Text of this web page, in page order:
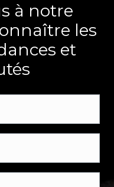
à notre
les
et